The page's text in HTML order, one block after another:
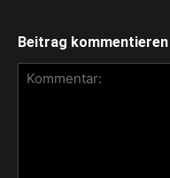
Beitrag kommentieren